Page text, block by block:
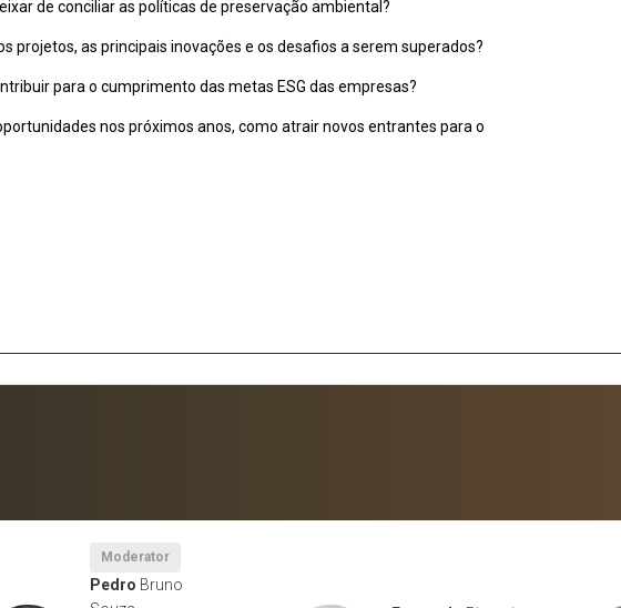
de conciliar as políticas de preservação ambiental?
projetos, as principais inovações e os desafios a serem superados?
para o cumprimento das metas ESG das empresas?
nos próximos anos, como atrair novos entrantes para o
Moderator
Pedro Bruno